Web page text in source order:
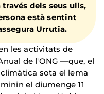
dels seus ulls,
està sentint
Urrutia.
les activitats de
de l'ONG —que, el
sota el lema
el diumenge 11